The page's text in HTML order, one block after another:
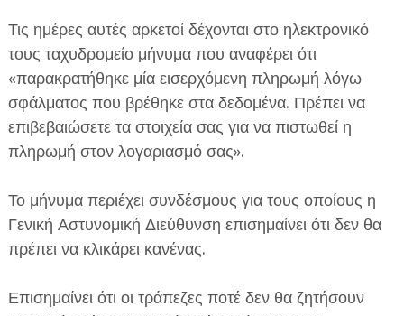
ΕΦΗΜΕΡΙΔΑ Η ΠΑΡΓΑ
ΠΛΗΡΟΦΟΡΙΕΣ
Τις ημέρες αυτές αρκετοί δέχονται στο ηλεκτρονικό
τους ταχυδρομείο μήνυμα που αναφέρει ότι
«παρακρατήθηκε μία εισερχόμενη πληρωμή λόγω
σφάλματος που βρέθηκε στα δεδομένα. Πρέπει να
επιβεβαιώσετε τα στοιχεία σας για να πιστωθεί η
πληρωμή στον λογαριασμό σας».
Το μήνυμα περιέχει συνδέσμους για τους οποίους η
Γενική Αστυνομική Διεύθυνση επισημαίνει ότι δεν θα
πρέπει να κλικάρει κανένας.
Επισημαίνει ότι οι τράπεζες ποτέ δεν θα ζητήσουν